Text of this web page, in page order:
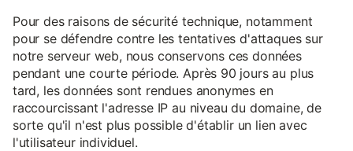
Pour des raisons de sécurité technique, notamment
pour se défendre contre les tentatives d'attaques sur
notre serveur web, nous conservons ces données
pendant une courte période. Après 90 jours au plus
tard, les données sont rendues anonymes en
raccourcissant l'adresse IP au niveau du domaine, de
sorte qu'il n'est plus possible d'établir un lien avec
l'utilisateur individuel.